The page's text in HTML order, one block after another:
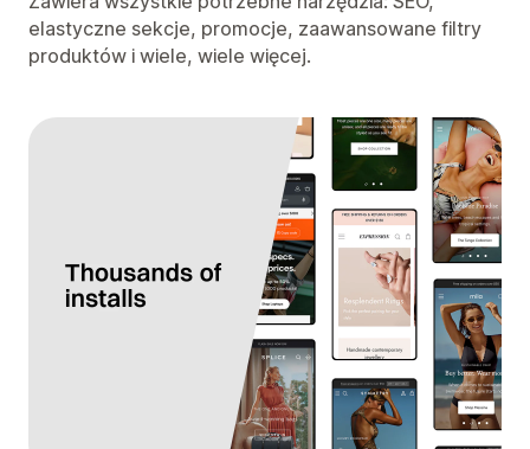
elastyczne sekcje, promocje, zaawansowane filtry
produktów i wiele, wiele więcej.